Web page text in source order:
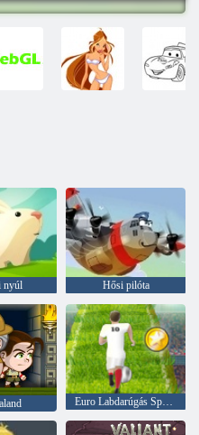
nyúl Hősi pilóta
Euro Labdarúgás Sprint